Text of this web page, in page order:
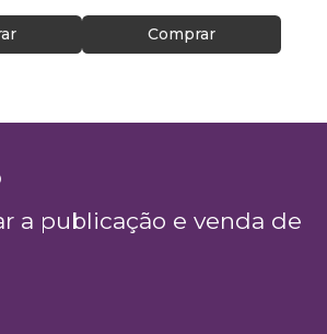
Comprar
a publicação e venda de